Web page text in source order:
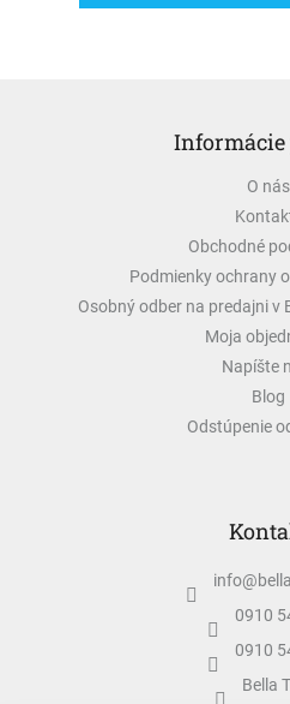
Informácie
O nás
Obchodné
Podmienky ochrany
Osobný odber na predajni v
Moja
Napíšte
Blog
Odstúpenie
info@
0910
0910
Bella